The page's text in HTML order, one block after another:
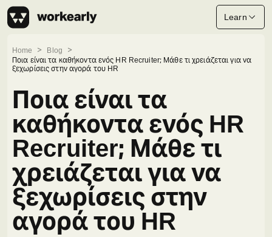
Learn
Home
Blog
Ποια είναι τα καθήκοντα ενός HR Recruiter; Μάθε τι χρειάζεται για να
ξεχωρίσεις στην αγορά του HR
Ποια είναι τα
καθήκοντα ενός HR
Recruiter; Μάθε τι
χρειάζεται για να
ξεχωρίσεις στην
αγορά του HR